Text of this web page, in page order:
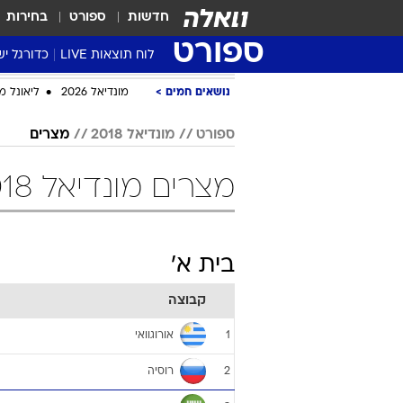
חדשות ספורט בחירות
ספורט לוח תוצאות LIVE כדורגל
ליגת העל Winner
גביע
שגרירים
נושאים חמים מונדיאל 2026 ליאונל
ספורט מונדיאל 2018 מצרים
מצרים מונדיאל 2018 כדורגל
בית א'
קבוצה
1 אורוגוואי
2 רוסיה